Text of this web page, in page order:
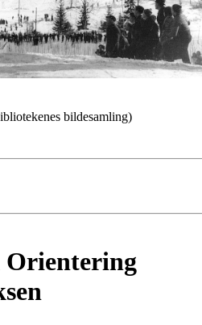
bildesamling)